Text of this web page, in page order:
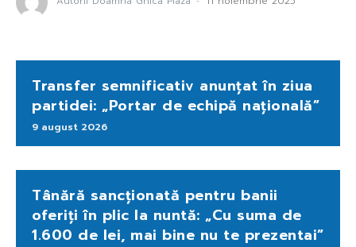
Transfer semnificativ anunțat în ziua
partidei: „Portar de echipă națională”
9 august 2026
Tânără sancționată pentru banii
oferiți în plic la nuntă: „Cu suma de
1.600 de lei, mai bine nu te prezentai”